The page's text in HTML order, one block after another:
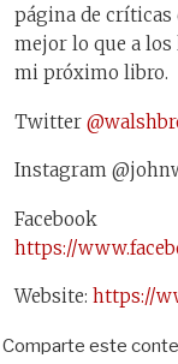
página de críticas
mejor lo que a
mi próximo libro.
Twitter
Instagram
Facebook
https://
Website: https://
Comparte este